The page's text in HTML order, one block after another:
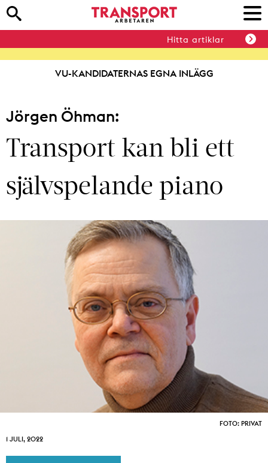
Hitta artiklar
VU-KANDIDATERNAS EGNA INLÄGG
Jörgen Öhman:
Transport kan bli ett
självspelande piano
FOTO: PRIVAT
1 JULI, 2022